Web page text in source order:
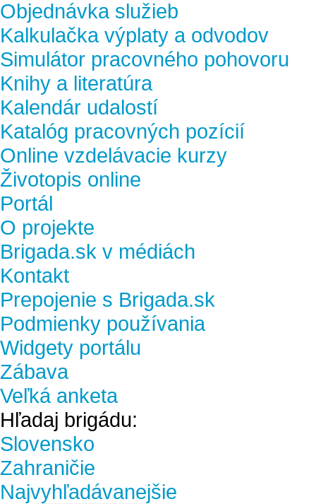
Objednávka služieb
Kalkulačka výplaty a odvodov
Simulátor pracovného pohovoru
Knihy a literatúra
Kalendár udalostí
Katalóg pracovných pozícií
Online vzdelávacie kurzy
Životopis online
Portál
O projekte
Brigada.sk v médiách
Kontakt
Prepojenie s Brigada.sk
Podmienky používania
Widgety portálu
Zábava
Veľká anketa
Hľadaj brigádu:
Slovensko
Zahraničie
Najvyhľadávanejšie